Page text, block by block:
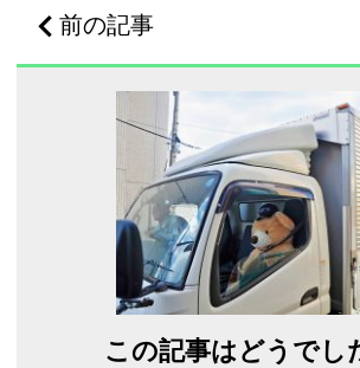
前の記事
この記事はどうでし